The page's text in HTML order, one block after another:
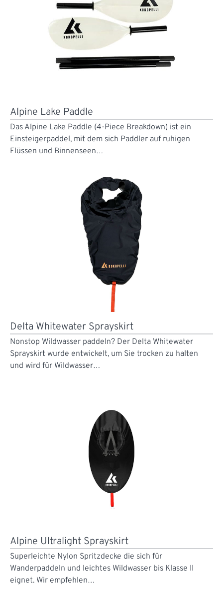
Alpine Lake Paddle
Das Alpine Lake Paddle (4-Piece Breakdown) ist ein
Einsteigerpaddel, mit dem sich Paddler auf ruhigen
Flüssen und Binnenseen…
Delta Whitewater Sprayskirt
Nonstop Wildwasser paddeln? Der Delta Whitewater
Sprayskirt wurde entwickelt, um Sie trocken zu halten
und wird für Wildwasser…
Alpine Ultralight Sprayskirt
Superleichte Nylon Spritzdecke die sich für
Wanderpaddeln und leichtes Wildwasser bis Klasse II
eignet. Wir empfehlen…